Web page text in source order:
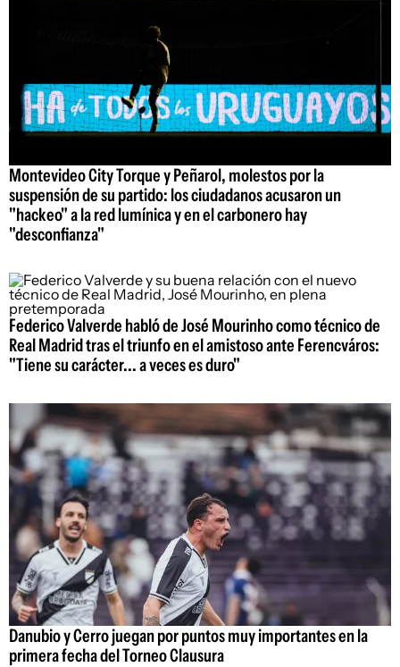
Montevideo City Torque y Peñarol, molestos por la
suspensión de su partido: los ciudadanos acusaron un
"hackeo" a la red lumínica y en el carbonero hay
"desconfianza"
Federico Valverde habló de José Mourinho como técnico de
Real Madrid tras el triunfo en el amistoso ante Ferencváros:
"Tiene su carácter... a veces es duro"
Danubio y Cerro juegan por puntos muy importantes en la
primera fecha del Torneo Clausura